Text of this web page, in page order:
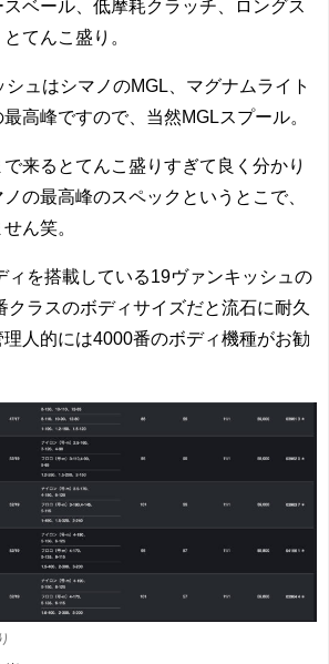
ベール、低摩耗クラッチ、ロングス
てんこ盛り。
シュはシマノのMGL、マグナムライト
高峰ですので、当然MGLスプール。
来るとてんこ盛りすぎて良く分かり
の最高峰のスペックというとこで、
ん笑。
ィを搭載している19ヴァンキッシュの
クラスのボディサイズだと流石に耐久
人的には4000番のボディ機種がお勧